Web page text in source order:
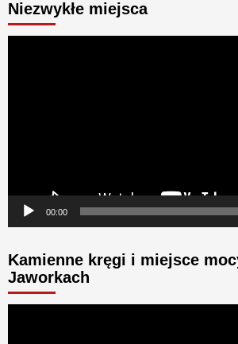
Niezwykłe miejsca
00:00
Kamienne kręgi i miejsce
Jaworkach